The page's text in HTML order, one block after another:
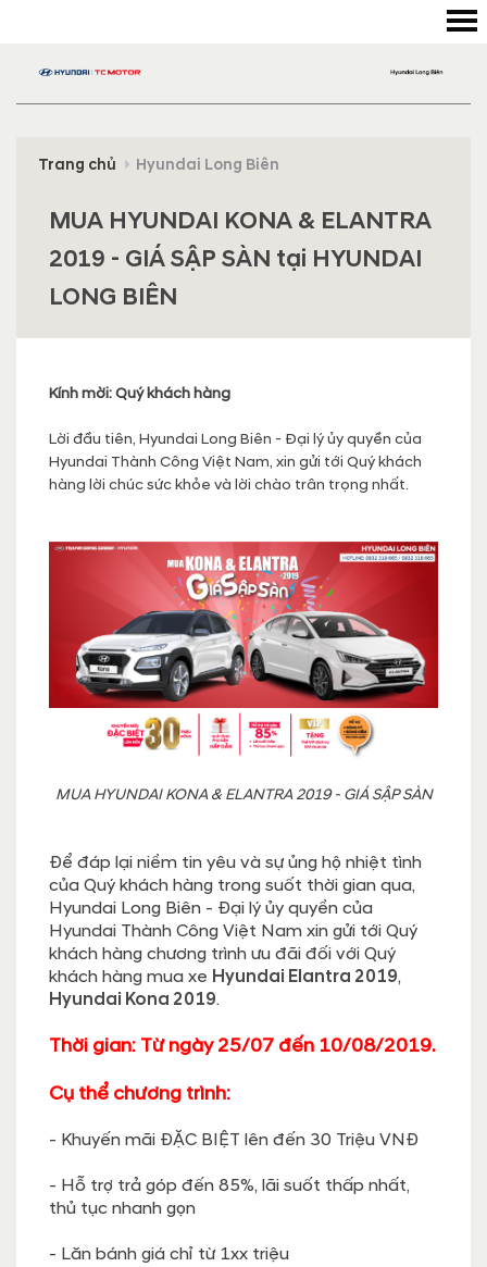
Trang chủ Hyundai Long Biên
MUA HYUNDAI KONA & ELANTRA
2019 - GIÁ SẬP SÀN tại HYUNDAI
LONG BIÊN
Kính mời: Quý khách hàng
Lời đầu tiên, Hyundai Long Biên - Đại lý ủy quyền của
Hyundai Thành Công Việt Nam, xin gửi tới Quý khách
hàng lời chúc sức khỏe và lời chào trân trọng nhất.
MUA HYUNDAI KONA & ELANTRA 2019 - GIÁ SẬP SÀN
Để đáp lại niềm tin yêu và sự ủng hộ nhiệt tình
của Quý khách hàng trong suốt thời gian qua,
Hyundai Long Biên - Đại lý ủy quyền của
Hyundai Thành Công Việt Nam xin gửi tới Quý
khách hàng chương trình ưu đãi đối với Quý
khách hàng mua xe Hyundai Elantra 2019,
Hyundai Kona 2019.
Thời gian: Từ ngày 25/07 đến 10/08/2019.
Cụ thể chương trình:
- Khuyến mãi ĐẶC BIỆT lên đến 30 Triệu VNĐ
- Hỗ trợ trả góp đến 85%, lãi suốt thấp nhất,
thủ tục nhanh gọn
- Lăn bánh giá chỉ từ 1xx triệu